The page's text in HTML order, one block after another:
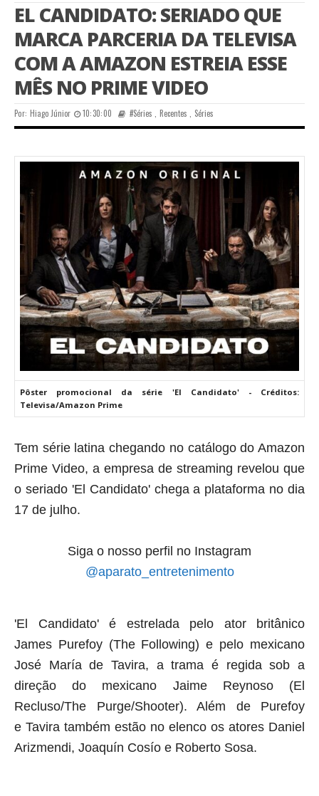
EL CANDIDATO: SERIADO QUE
MARCA PARCERIA DA TELEVISA
COM A AMAZON ESTREIA ESSE
MÊS NO PRIME VIDEO
Por: Hiago Júnior 10:30:00 #Séries ,Recentes Séries
Pôster promocional da série 'El Candidato' - Créditos:
Televisa/Amazon Prime
Tem série latina chegando no catálogo do Amazon
Prime Video, a empresa de streaming revelou que
o seriado 'El Candidato' chega a plataforma no dia
17 de julho.
Siga o nosso perfil no Instagram
@aparato_entretenimento
'El Candidato' é estrelada pelo ator britânico
James Purefoy (The Following) e pelo mexicano
José María de Tavira, a trama é regida sob a
direção do mexicano Jaime Reynoso (El
Recluso/The Purge/Shooter). Além de Purefoy
e Tavira também estão no elenco os atores Daniel
Arizmendi, Joaquín Cosío e Roberto Sosa.